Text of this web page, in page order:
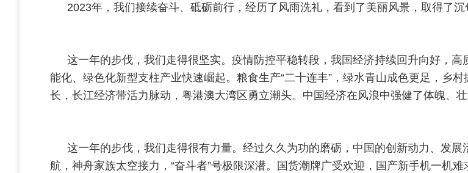
2023年，我们接续奋斗、砥砺前行，经历了风雨洗礼，看到了美丽风景，取得了
这一年的步伐，我们走得很坚实。疫情防控平稳转段，我国经济持续回升向好，
能化、绿色化新型支柱产业快速崛起。粮食生产“二十连丰”，绿水青山成色更足，乡
长，长江经济带活力脉动，粤港澳大湾区勇立潮头。中国经济在风浪中强健了体魄、壮
这一年的步伐，我们走得很有力量。经过久久为功的磨砺，中国的创新动力、发
航，神舟家族太空接力，“奋斗者”号极限深潜。国货潮牌广受欢迎，国产新手机一机